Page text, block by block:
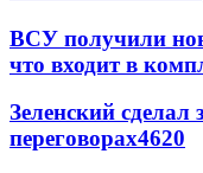
ВСУ получили
что входит в
Зеленский
переговорах4620